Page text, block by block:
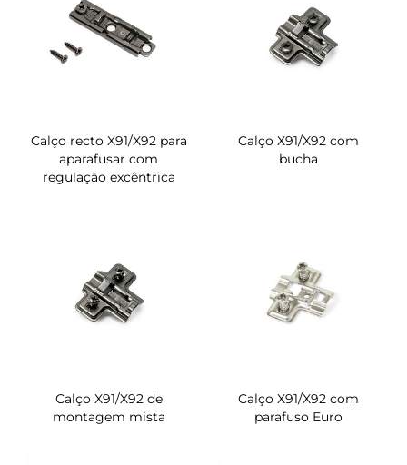
Calço recto X91/X92 para
aparafusar com
regulação excêntrica
Calço X91/X92 com
bucha
Calço X91/X92 de
montagem mista
Calço X91/X92 com
parafuso Euro